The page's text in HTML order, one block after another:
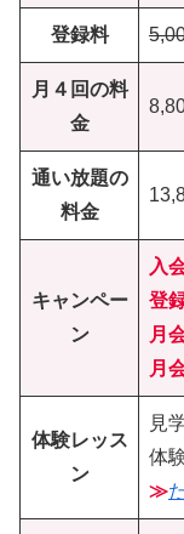
登録料
月４回の料
金
通い放題の
料金
キャンペー
ン
入
登
月
月
体験レッス
ン
見
体
≫